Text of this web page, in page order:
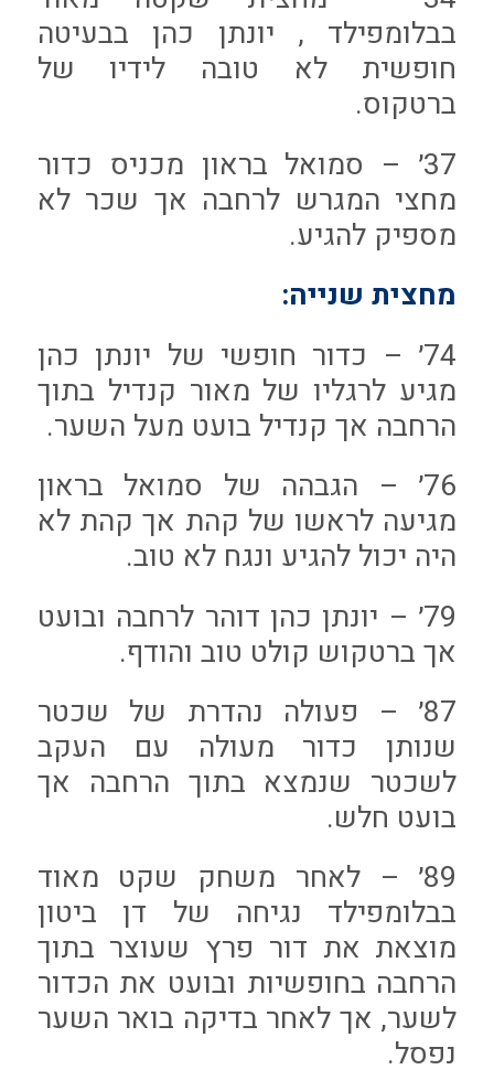
בבלומפילד , יונתן כהן בבעיטה
חופשית לא טובה לידיו של
ברטקוס.
37׳ – סמואל בראון מכניס כדור
מחצי המגרש לרחבה אך שכר לא
מספיק להגיע.
מחצית שנייה:
74׳ – כדור חופשי של יונתן כהן
מגיע לרגליו של מאור קנדיל בתוך
הרחבה אך קנדיל בועט מעל השער.
76׳ – הגבהה של סמואל בראון
מגיעה לראשו של קהת אך קהת לא
היה יכול להגיע ונגח לא טוב.
79׳ – יונתן כהן דוהר לרחבה ובועט
אך ברטקוש קולט טוב והודף.
87׳ – פעולה נהדרת של שכטר
שנותן כדור מעולה עם העקב
לשכטר שנמצא בתוך הרחבה אך
בועט חלש.
89׳ – לאחר משחק שקט מאוד
בבלומפילד נגיחה של דן ביטון
מוצאת את דור פרץ שעוצר בתוך
הרחבה בחופשיות ובועט את הכדור
לשער, אך לאחר בדיקה בואר השער
נפסל.